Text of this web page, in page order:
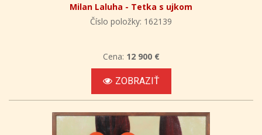
Milan Laluha - Tetka s ujkom
Číslo položky: 162139
Cena: 12 900 €
ZOBRAZIŤ